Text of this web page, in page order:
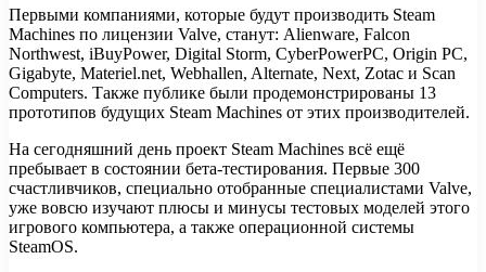
Первыми компаниями, которые будут производить Steam
Machines по лицензии Valve, станут: Alienware, Falcon
Northwest, iBuyPower, Digital Storm, CyberPowerPC, Origin PC,
Gigabyte, Materiel.net, Webhallen, Alternate, Next, Zotac и Scan
Computers. Также публике были продемонстрированы 13
прототипов будущих Steam Machines от этих производителей.
На сегодняшний день проект Steam Machines всё ещё
пребывает в состоянии бета-тестирования. Первые 300
счастливчиков, специально отобранные специалистами Valve,
уже вовсю изучают плюсы и минусы тестовых моделей этого
игрового компьютера, а также операционной системы
SteamOS.